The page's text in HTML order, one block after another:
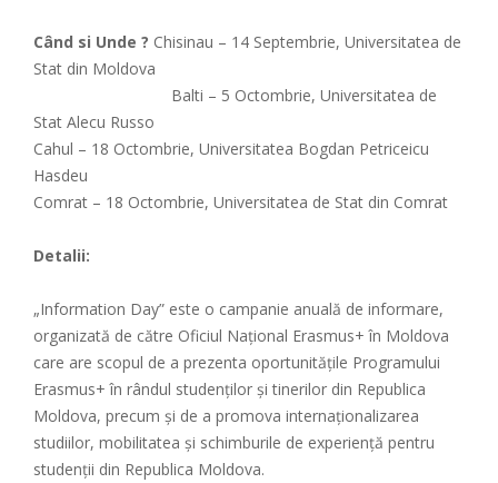
Când si Unde ? Chisinau – 14 Septembrie, Universitatea de
Stat din Moldova
Balti – 5 Octombrie, Universitatea de
Stat Alecu Russo
Cahul – 18 Octombrie, Universitatea Bogdan Petriceicu
Hasdeu
Comrat – 18 Octombrie, Universitatea de Stat din Comrat
Detalii:
„Information Day” este o campanie anuală de informare,
organizată de către Oficiul Național Erasmus+ în Moldova
care are scopul de a prezenta oportunitățile Programului
Erasmus+ în rândul studenților și tinerilor din Republica
Moldova, precum și de a promova internaționalizarea
studiilor, mobilitatea și schimburile de experiență pentru
studenții din Republica Moldova.